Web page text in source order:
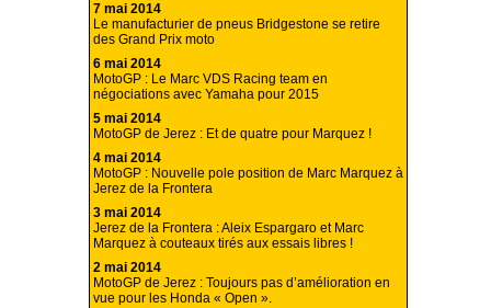
7 mai 2014
Le manufacturier de pneus Bridgestone se retire
des Grand Prix moto
6 mai 2014
MotoGP : Le Marc VDS Racing team en
négociations avec Yamaha pour 2015
5 mai 2014
MotoGP de Jerez : Et de quatre pour Marquez !
4 mai 2014
MotoGP : Nouvelle pole position de Marc Marquez à
Jerez de la Frontera
3 mai 2014
Jerez de la Frontera : Aleix Espargaro et Marc
Marquez à couteaux tirés aux essais libres !
2 mai 2014
MotoGP de Jerez : Toujours pas d’amélioration en
vue pour les Honda « Open ».